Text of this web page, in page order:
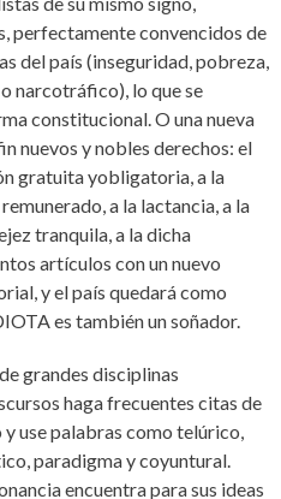
perfectamente convencidos de
del país (inseguridad, pobreza,
narcotráfico), lo que se
constitucional. O una nueva
nuevos y nobles derechos: el
gratuita yobligatoria, a la
a la lactancia, a la
tranquila, a la dicha
artículos con un nuevo
y el país quedará como
es también un soñador.
grandes disciplinas
haga frecuentes citas de
use palabras como telúrico,
paradigma y coyuntural.
encuentra para sus ideas